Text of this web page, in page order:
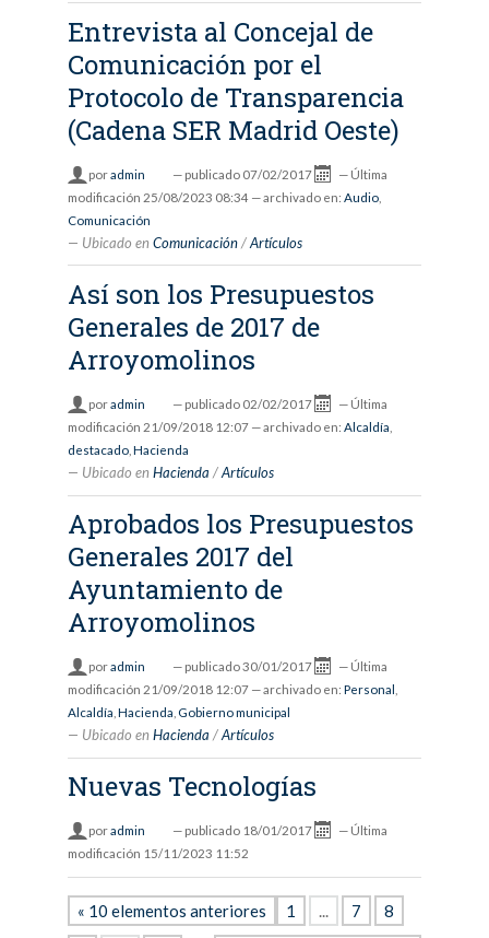
Entrevista al Concejal de
Comunicación por el
Protocolo de Transparencia
(Cadena SER Madrid Oeste)
poradmin — publicado 07/02/2017 — Última
modificación 25/08/2023 08:34 — archivado en: Audio,
Comunicación
Ubicado en Comunicación /Artículos
Así son los Presupuestos
Generales de 2017 de
Arroyomolinos
poradmin — publicado 02/02/2017 — Última
modificación 21/09/2018 12:07 — archivado en: Alcaldía
destacado, Hacienda
Ubicado en Hacienda /Artículos
Aprobados los Presupuestos
Generales 2017 del
Ayuntamiento de
Arroyomolinos
poradmin — publicado30/01/2017 — Última
modificación 21/09/2018 12:07 — archivado en: Personal
Alcaldía Hacienda Gobierno municipal
Ubicado en Hacienda /Artículos
Nuevas Tecnologías
poradmin — publicado 18/01/2017 — Última
modificación 15/11/2023 11:52
« 10 elementos anteriores
1 ... 7
8